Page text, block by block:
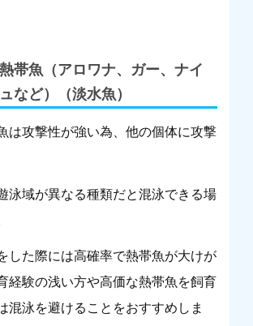
帯魚（アロワナ、ガー、ナイ
など）（淡水魚）
は攻撃性が強い為、他の個体に攻撃
泳域が異なる種類だと混泳できる場
した際には高確率で熱帯魚が大けが
経験の浅い方や高価な熱帯魚を飼育
混泳を避けることをおすすめしま